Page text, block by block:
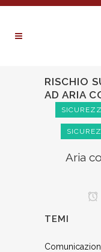
RISCHIO
AD ARIA
Aria
TEMI